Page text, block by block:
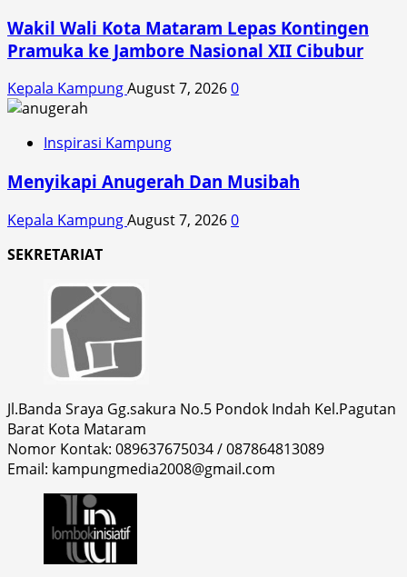
Wakil Wali Kota Mataram Lepas Kontingen
Pramuka ke Jambore Nasional XII Cibubur
Kepala KampungAugust 7, 20260
Inspirasi Kampung
Menyikapi Anugerah Dan Musibah
Kepala KampungAugust 7, 20260
SEKRETARIAT
Jl.Banda Sraya Gg.sakura No.5 Pondok Indah Kel.Pagutan
Barat Kota Mataram
Nomor Kontak: 089637675034 / 087864813089
Email: kampungmedia2008@gmail.com